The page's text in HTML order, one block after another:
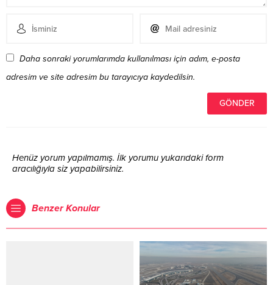
Daha sonraki yorumlarımda kullanılması için adım, e-posta
adresim ve site adresim bu tarayıcıya kaydedilsin.
Henüz yorum yapılmamış. İlk yorumu yukarıdaki form
aracılığıyla siz yapabilirsiniz.
Benzer Konular